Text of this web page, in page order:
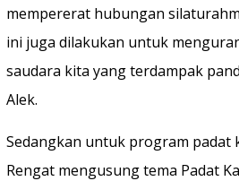
mempererat hubungan
ini juga dilakukan untuk
saudara kita yang terdampak
Alek.
Sedangkan untuk program padat
Rengat mengusung tema Padat